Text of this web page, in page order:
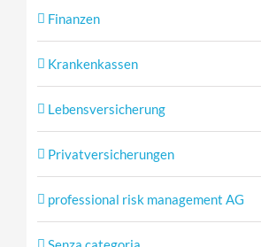
Finanzen
Krankenkassen
Lebensversicherung
Privatversicherungen
professional risk management AG